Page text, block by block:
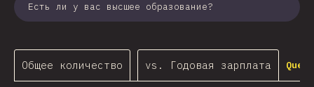
Есть ли у вас высшее образование?
Общее количество vs. Годовая зарплата